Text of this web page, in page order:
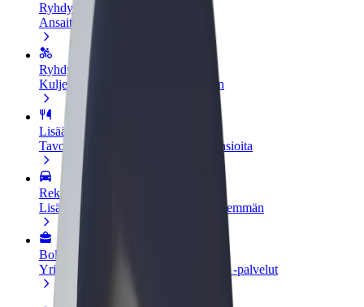
Ryhdy kuljettajaksi
Ansaitse omilla ehdoillasi
Ryhdy ruokalähetiksi
Kuljeta ruokaa ja ansaitse viikoittain
Lisää ravintola tai kauppa
Tavoita lisää asiakkaita ja kasvata ansioita
Rekisteröidy fleet-omistajaksi
Lisää autokantasi Boltiin ja tienaa enemmän
Bolt for Business
Yrityksellesi skaalatut Bolt-tuotteet ja -palvelut